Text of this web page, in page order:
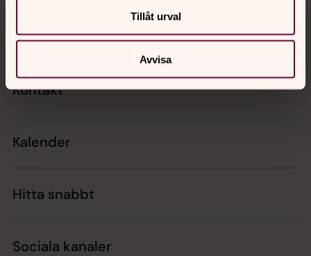
Tillåt urval
Avvisa
Kontakt
Kalender
Hitta snabbt
Sociala kanaler